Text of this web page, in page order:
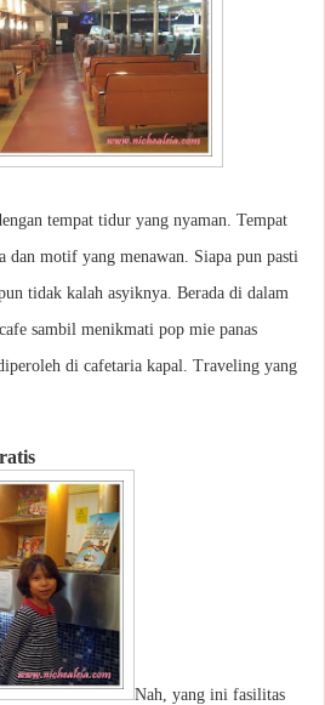
tempat tidur yang nyaman. Tempat
dan motif yang menawan. Siapa pun pasti
tidak kalah asyiknya. Berada di dalam
sambil menikmati pop mie panas
di cafetaria kapal. Traveling yang
Nah, yang ini fasilitas